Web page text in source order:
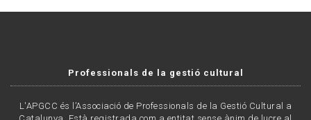
Professionals de la gestió cultural
L'APGCC és l’Associació de Professionals de la Gestió Cultural a
Catalunya. Està registrada com a entitat sense ànim de lucre al